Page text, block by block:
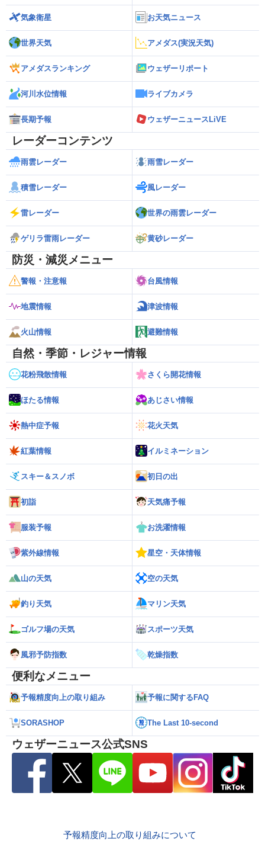
気象衛星 お天気ニュース
世界天気 アメダス(実況天気)
アメダスランキング ウェザーリポート
河川水位情報 ライブカメラ
長期予報 ウェザーニュースLiVE
レーダーコンテンツ
雨雲レーダー 雨雪レーダー
積雪レーダー 風レーダー
雷レーダー 世界の雨雲レーダー
ゲリラ雷雨レーダー 黄砂レーダー
防災・減災メニュー
警報・注意報 台風情報
地震情報 津波情報
火山情報 避難情報
自然・季節・レジャー情報
花粉飛散情報 さくら開花情報
ほたる情報 あじさい情報
熱中症予報 花火天気
紅葉情報 イルミネーション
スキー＆スノボ 初日の出
初詣 天気痛予報
服装予報 お洗濯情報
紫外線情報 星空・天体情報
山の天気 空の天気
釣り天気 マリン天気
ゴルフ場の天気 スポーツ天気
風邪予防指数 乾燥指数
便利なメニュー
予報精度向上の取り組み 予報に関するFAQ
SORASHOP The Last 10-second
ウェザーニュース公式SNS
予報精度向上の取り組みについて